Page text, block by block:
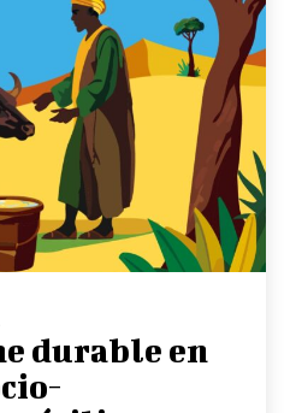
durable en